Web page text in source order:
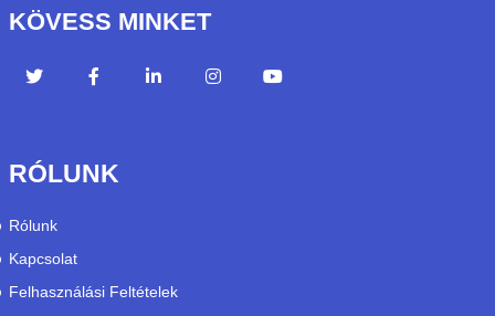
KÖVESS MINKET
RÓLUNK
Rólunk
Kapcsolat
Felhasználási Feltételek